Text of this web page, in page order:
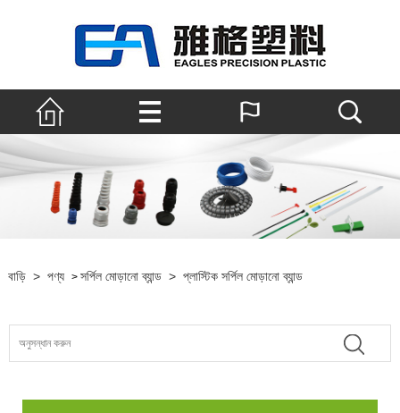
বাড়ি > পণ্য > সর্পিল মোড়ানো ব্যান্ড > প্লাস্টিক সর্পিল মোড়ানো ব্যান্ড